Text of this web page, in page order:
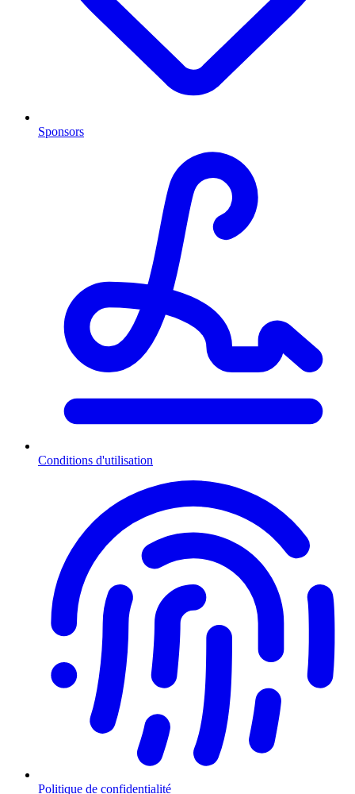
Sponsors
Conditions d'utilisation
Politique de confidentialité